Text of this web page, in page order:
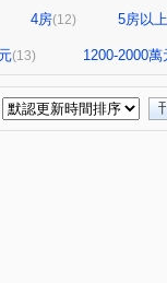
4房(12) 5房以上
(13) 1200-2000萬